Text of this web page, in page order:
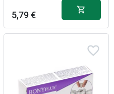
Rouge 30,49 €
5,79 €